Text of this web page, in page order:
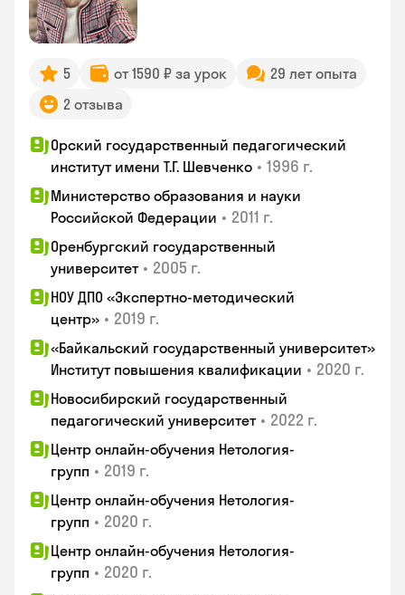
5 от 1590 ₽ за урок
29 лет опыта
2 отзыва
Орский государственный педагогический
институт имени Т.Г. Шевченко • 1996 г.
Министерство образования и науки
Российской Федерации • 2011 г.
Оренбургский государственный
университет • 2005 г.
НОУ ДПО «Экспертно-методический
центр» • 2019 г.
«Байкальский государственный университет»
Институт повышения квалификации • 2020 г.
Новосибирский государственный
педагогический университет • 2022 г.
Центр онлайн-обучения Нетология-
групп • 2019 г.
Центр онлайн-обучения Нетология-
групп • 2020 г.
Центр онлайн-обучения Нетология-
групп • 2020 г.